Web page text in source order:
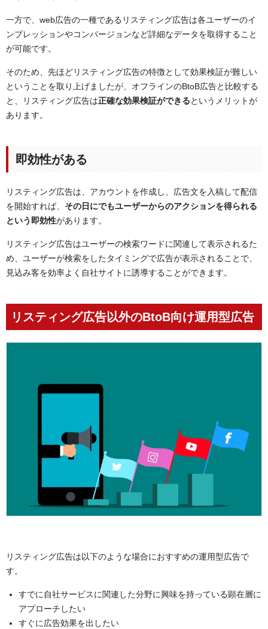
一方で、web広告の一種であるリスティング広告は各ユーザーのイ
ンプレッションやコンバージョンなど詳細なデータを取得すること
が可能です。
そのため、先ほどリスティング広告の特徴として効果検証が難しい
ということを取り上げましたが、オフラインのBtoB広告と比較する
と、リスティング広告は正確な効果検証ができるというメリットが
あります。
即効性がある
リスティング広告は、アカウントを作成し、広告文を入稿して配信
を開始すれば、 その日にでもユーザーからのアクションを得られる
という即効性があります。
リスティング広告はユーザーの検索ワードに関連して表示されるた
め、ユーザーが検索をしたタイミングで広告が表示されることで、
見込み客を効率よく自社サイトに誘導することができます。
リスティング広告以外のBtoB向け運用型広告
リスティング広告は以下のような場合におすすめの運用型広告で
す。
すでに自社サービスに関連した分野に興味を持っている顕在層に
アプローチしたい
すぐに広告効果を出したい